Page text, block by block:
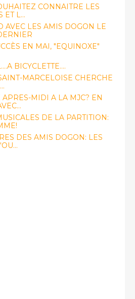
CONNAITRE LES
ET L...
AVEC LES AMIS DOGON LE
EN MAI, "EQUINOXE"
BICYCLETTE....
MARCELOISE CHERCHE
MIDI A LA MJC? EN
DE LA PARTITION:
DES AMIS DOGON: LES